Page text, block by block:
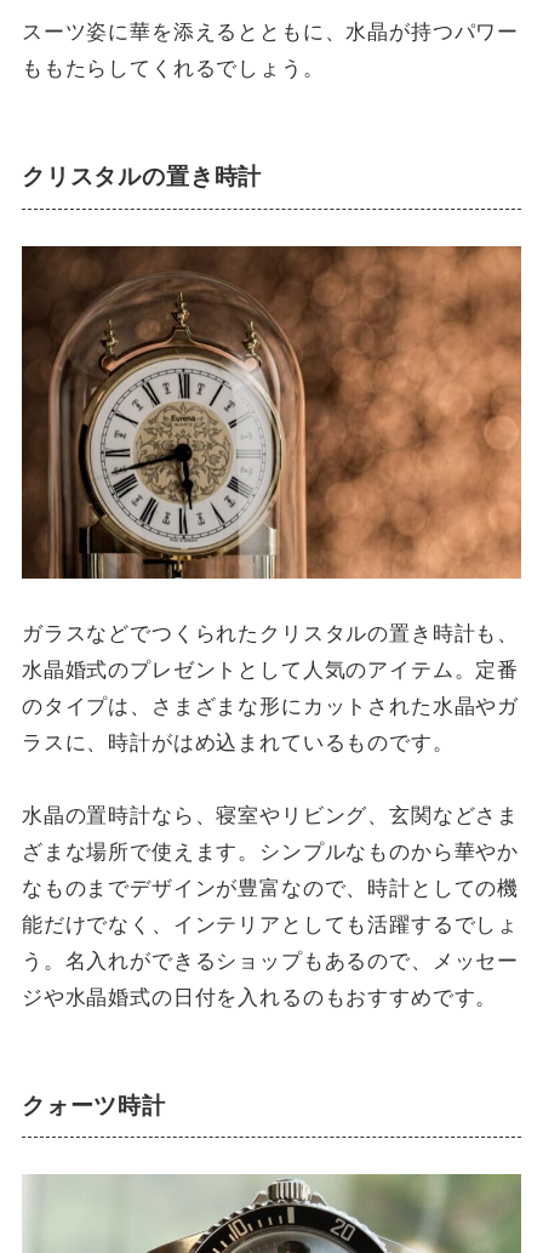
スーツ姿に華を添えるとともに、水晶が持つパワー
ももたらしてくれるでしょう。
クリスタルの置き時計
ガラスなどでつくられたクリスタルの置き時計も、
水晶婚式のプレゼントとして人気のアイテム。定番
のタイプは、さまざまな形にカットされた水晶やガ
ラスに、時計がはめ込まれているものです。
水晶の置時計なら、寝室やリビング、玄関などさま
ざまな場所で使えます。シンプルなものから華やか
なものまでデザインが豊富なので、時計としての機
能だけでなく、インテリアとしても活躍するでしょ
う。名入れができるショップもあるので、メッセー
ジや水晶婚式の日付を入れるのもおすすめです。
クォーツ時計